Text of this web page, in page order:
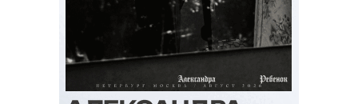
Тест: «Тайны следствия» или